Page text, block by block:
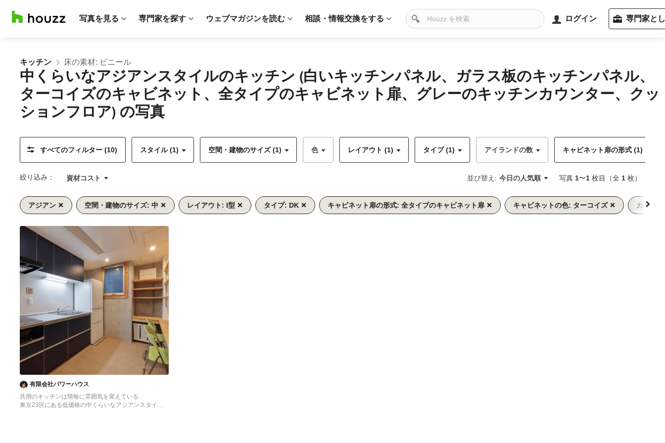
写真を見る 専門家を探す ウェブマガジンを読む 相談・情報交換をする ログイン 専門家と
キッチン 床の素材: ビニール
中くらいなアジアンスタイルのキッチン (白いキッチンパネル、ガラス板のキッチンパネル、
ターコイズのキャビネット、全タイプのキャビネット扉、グレーのキッチンカウンター、クッ
ションフロア) の写真
すべてのフィルター (10) スタイル (1) 空間・建物のサイズ (1) 色 レイアウト (1) タイプ (1) アイランドの数 キャビネット扉の形式 (1)
絞り込み： 資材コスト 並び替え: 今日の人気順 写真 1〜1 枚目（全 1 枚）
アジアン 空間・建物のサイズ: 中 レイアウト: I型 タイプ: DK キャビネット扉の形式: 全タイプのキャビネット扉 キャビネットの色: ターコイズ
カウン
へ
へ
有限会社パワーハウス
共用のキッチンは階毎に雰囲気を変えている
東京23区にある低価格の中くらいなアジアンスタイル